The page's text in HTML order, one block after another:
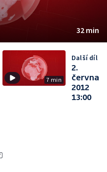
32 min
7 min
Další díl
2.
června
2012
13:00